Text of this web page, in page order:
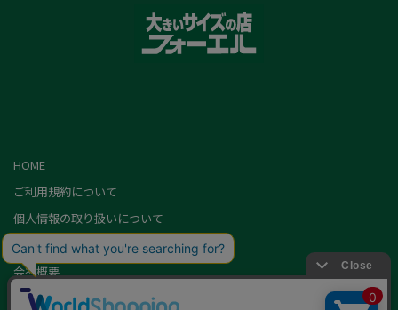
HOME
ご利用規約について
個人情報の取り扱いについて
特定商取引に基づく表記
会社概要
カード会員（情報変更/ポイント照会）